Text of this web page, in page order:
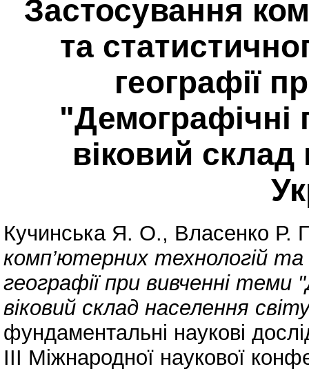
Застосування
та
географії
"Демографічні
віковий склад
Кучинська Я. О., Власенко Р.
комп’ютерних технологій
географії при вивченні
віковий склад населення
фундаментальні наукові
III Міжнародної наукової